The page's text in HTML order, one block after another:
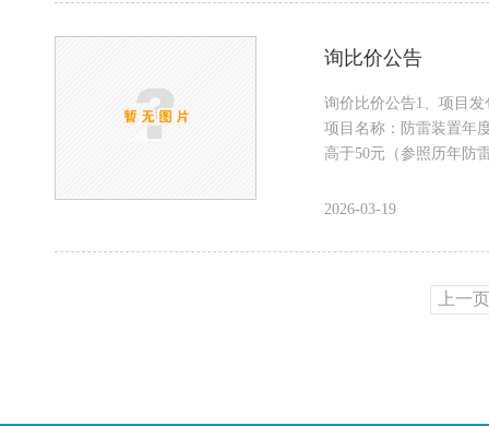
询比价公告
询价比价公告1、项目
项目名称：防雷装置年
高于50元（参照历年防
2026-03-19
上一页